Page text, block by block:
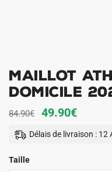
Maillot
Domicile
84.90€
Le
prix
49.90€Le
prix
Délais de livraison :
Taille